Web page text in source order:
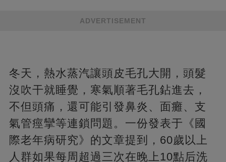
ADVERTISEMENT
冬天，熱水蒸汽讓頭皮毛孔大開，頭髮
沒吹干就睡覺，寒氣順著毛孔鉆進去，
不但頭痛，還可能引發鼻炎、面癱、支
氣管痙攣等連鎖問題。一份發表于《國
際老年病研究》的文章提到，60歲以上
人群如果每周超過三次在晚上10點后洗